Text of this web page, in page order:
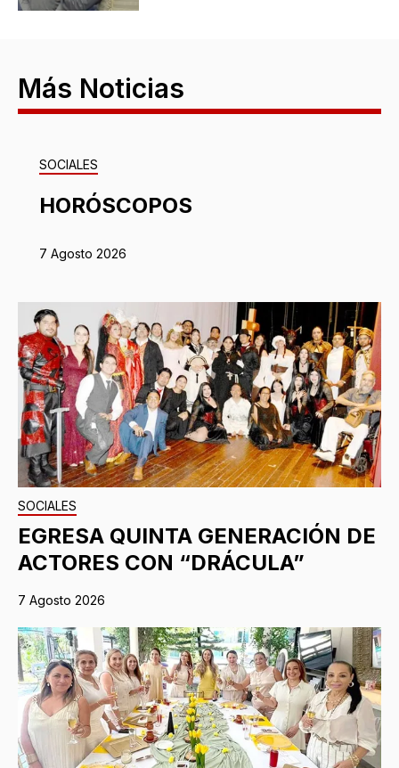
Más Noticias
SOCIALES
HORÓSCOPOS
7 Agosto 2026
SOCIALES
EGRESA QUINTA GENERACIÓN DE
ACTORES CON “DRÁCULA”
7 Agosto 2026